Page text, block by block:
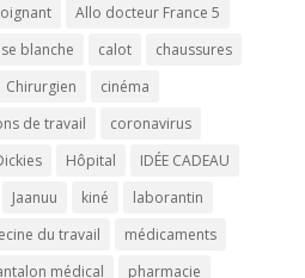
Allo docteur France 5
blanche calot
chaussures
Chirurgien
cinéma
de travail
coronavirus
Hôpital
IDÉE CADEAU
Jaanuu kiné
laborantin
du travail
médicaments
médical pharmacie